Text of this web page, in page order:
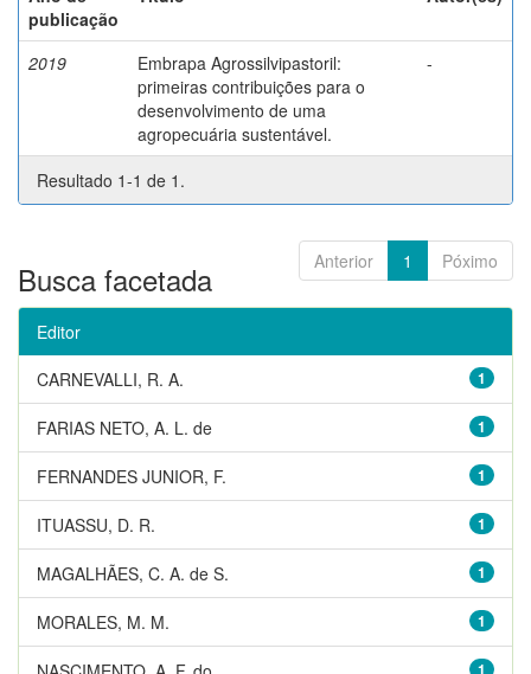
publicação
2019
Embrapa Agrossilvipastoril:
primeiras contribuições para o
desenvolvimento de uma
agropecuária sustentável.
-
Resultado 1-1 de 1.
Anterior 1 Póximo
Busca facetada
Editor
1
CARNEVALLI, R. A.
1
FARIAS NETO, A. L. de
1
FERNANDES JUNIOR, F.
1
ITUASSU, D. R.
1
MAGALHÃES, C. A. de S.
1
MORALES, M. M.
1